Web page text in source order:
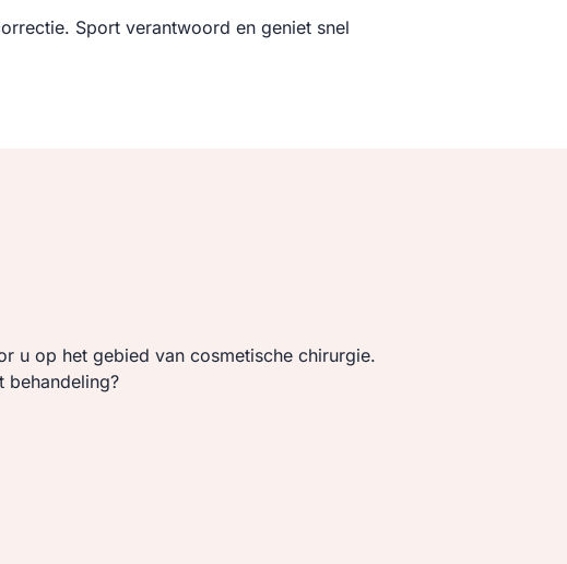
Sport verantwoord en geniet snel
u op het gebied van cosmetische chirurgie.
behandeling?